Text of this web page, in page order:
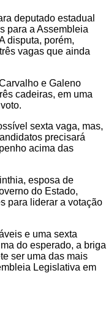
deputado estadual
para a Assembleia
disputa, porém,
vagas que ainda
e Galeno
cadeiras, em uma
sexta vaga, mas,
precisará
acima das
esposa de
do Estado,
para liderar a votação
e uma sexta
do esperado, a briga
ser uma das mais
Legislativa em